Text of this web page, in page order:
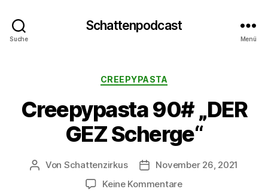
Suche
Schattenpodcast
Menü
Kategorien
CREEPYPASTA
Creepypasta 90# „DER
GEZ Scherge“
Beitragsautor
Von Schattenzirkus Beitragsdatum
November 26, 2021
Keine Kommentarezu